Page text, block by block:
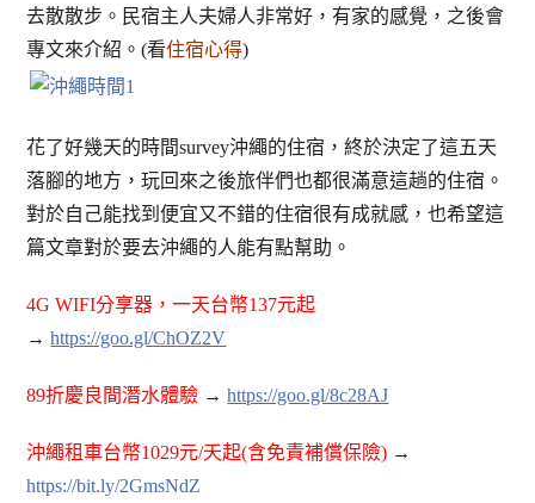
去散散步。民宿主人夫婦人非常好，有家的感覺，之後會
專文來介紹。(看住宿心得)
花了好幾天的時間survey沖繩的住宿，終於決定了這五天
落腳的地方，玩回來之後旅伴們也都很滿意這趟的住宿。
對於自己能找到便宜又不錯的住宿很有成就感，也希望這
篇文章對於要去沖繩的人能有點幫助。
4G WIFI分享器，一天台幣137元起
→https://goo.gl/ChOZ2V
89折慶良間潛水體驗 →https://goo.gl/8c28AJ
沖繩租車台幣1029元/天起(含免責補償保險) →
https://bit.ly/2GmsNdZ